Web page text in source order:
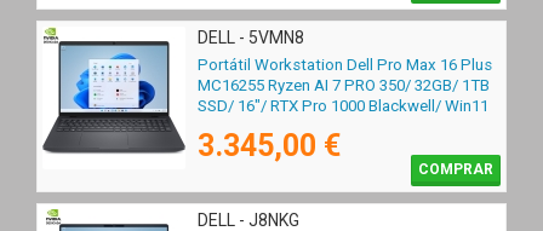
DELL - 5VMN8
Portátil Workstation Dell Pro Max 16 Plus
MC16255 Ryzen AI 7 PRO 350/ 32GB/ 1TB
SSD/ 16"/ RTX Pro 1000 Blackwell/ Win11
3.345,00 €
COMPRAR
DELL - J8NKG